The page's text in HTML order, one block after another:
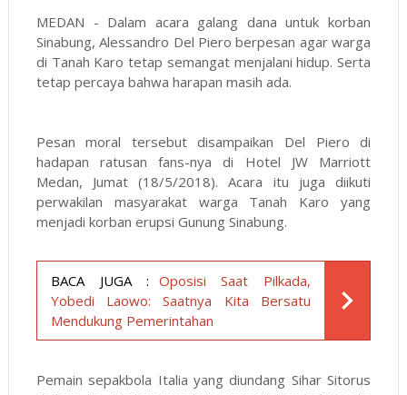
MEDAN - Dalam acara galang dana untuk korban
Sinabung, Alessandro Del Piero berpesan agar warga
di Tanah Karo tetap semangat menjalani hidup. Serta
tetap percaya bahwa harapan masih ada.
Pesan moral tersebut disampaikan Del Piero di
hadapan ratusan fans-nya di Hotel JW Marriott
Medan, Jumat (18/5/2018). Acara itu juga diikuti
perwakilan masyarakat warga Tanah Karo yang
menjadi korban erupsi Gunung Sinabung.
BACA JUGA : Oposisi Saat Pilkada,
Yobedi Laowo: Saatnya Kita Bersatu
Mendukung Pemerintahan
Pemain sepakbola Italia yang diundang Sihar Sitorus